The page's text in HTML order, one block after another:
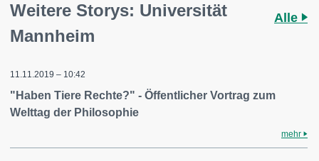
Weitere Storys: Universität
Mannheim
Alle
11.11.2019 – 10:42
"Haben Tiere Rechte?" - Öffentlicher Vortrag zum
Welttag der Philosophie
mehr